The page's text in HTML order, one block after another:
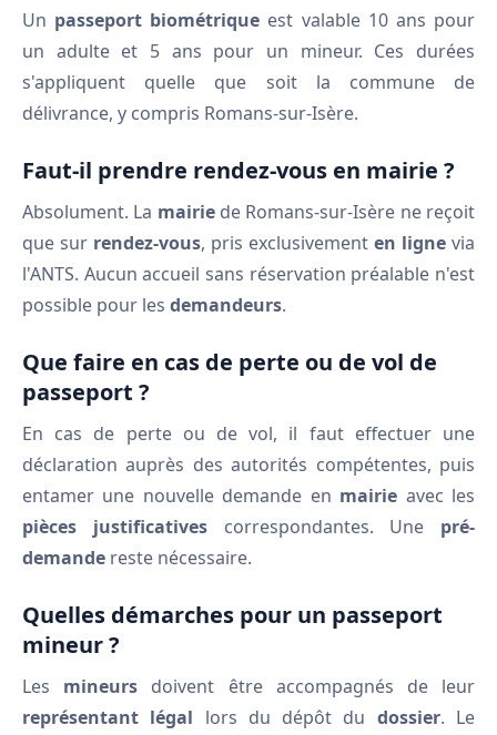
Un passeport biométrique est valable 10 ans pour
un adulte et 5 ans pour un mineur. Ces durées
s'appliquent quelle que soit la commune de
délivrance, y compris Romans-sur-Isère.
Faut-il prendre rendez-vous en mairie ?
Absolument. La mairiede Romans-sur-Isère ne reçoit
que sur rendez-vous, pris exclusivement en ligne via
l'ANTS. Aucun accueil sans réservation préalable n'est
possible pour les demandeurs.
Que faire en cas de perte ou de vol de
passeport ?
En cas de perte ou de vol, il faut effectuer une
déclaration auprès des autorités compétentes, puis
entamer une nouvelle demande en mairie avec les
pièces justificativescorrespondantes. Une pré-
demande reste nécessaire.
Quelles démarches pour un passeport
mineur ?
Les mineurs doivent être accompagnés de leur
représentant légal lors du dépôt du dossier. Le